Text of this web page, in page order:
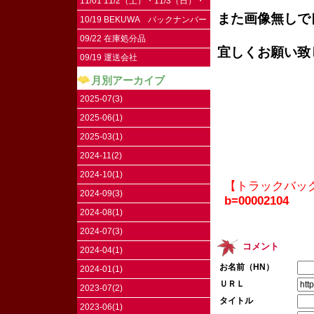
11/4（祝）はお休みです。
10/19 BEKUWA バックナンバー
09/22 在庫処分品
09/19 運送会社
月別アーカイブ
2025-07(3)
2025-06(1)
2025-03(1)
2024-11(2)
2024-10(1)
2024-09(3)
2024-08(1)
2024-07(3)
2024-04(1)
2024-01(1)
2023-07(2)
2023-06(1)
また画像無し
宜しくお願い
【トラックバ
b=00002104
コメント
お名前（HN）
ＵＲＬ
タイトル